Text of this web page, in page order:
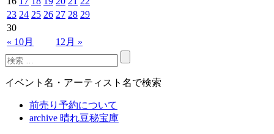
« 10月 12月 »
23 24 25 26 27 28 29
30
イベント名・アーティスト名で検索
前売り予約について
archive 晴れ豆秘宝庫